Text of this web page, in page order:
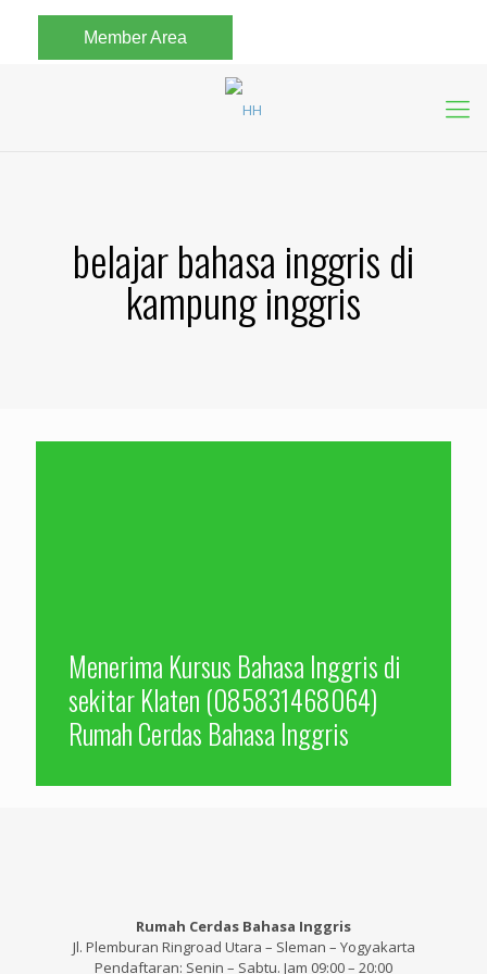
Member Area
belajar bahasa inggris di
kampung inggris
Menerima Kursus Bahasa Inggris di
sekitar Klaten (085831468064)
Rumah Cerdas Bahasa Inggris
Rumah Cerdas Bahasa Inggris
Jl. Plemburan Ringroad Utara – Sleman – Yogyakarta
Pendaftaran: Senin – Sabtu. Jam 09:00 – 20:00